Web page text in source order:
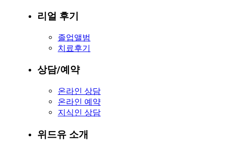
리얼 후기
졸업앨범
치료후기
상담/예약
온라인 상담
온라인 예약
지식인 상담
위드유 소개